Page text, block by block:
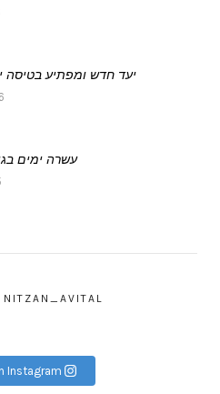
יעד חדש ומפתיע בטיסה
עשרה ימים
NITZAN_AVITAL
Instagram